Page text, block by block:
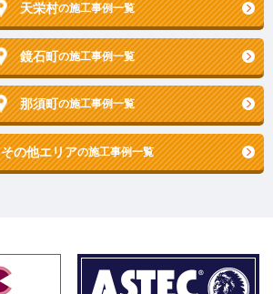
天栄村の施工事例一覧
鏡石町の施工事例一覧
那須町の施工事例一覧
その他エリアの施工事例一覧